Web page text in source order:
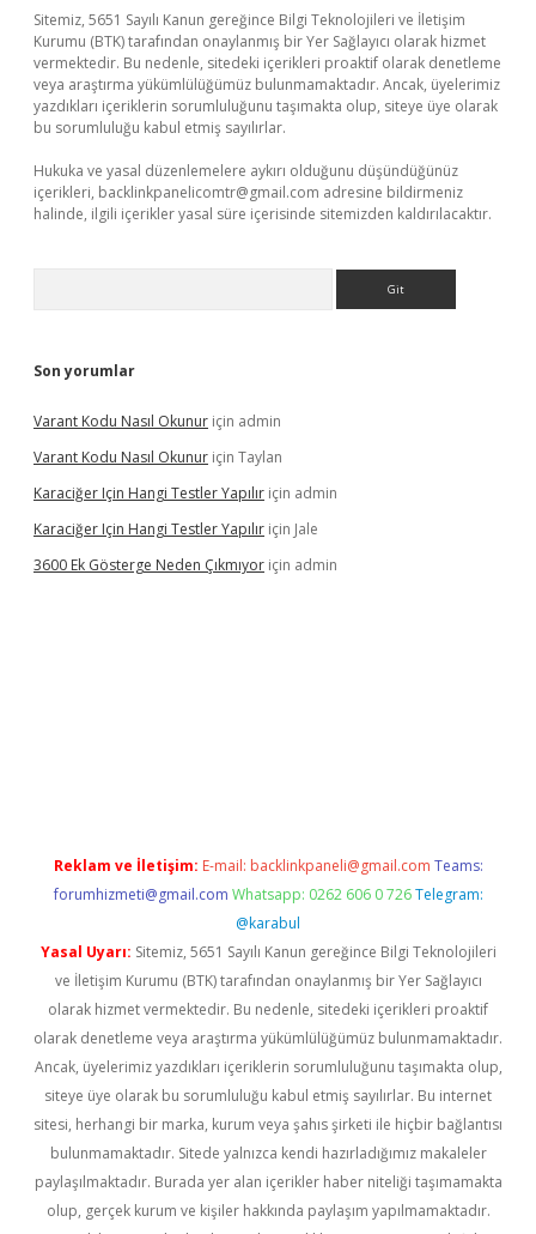
Sitemiz, 5651 Sayılı Kanun gereğince Bilgi Teknolojileri ve İletişim
Kurumu (BTK) tarafından onaylanmış bir Yer Sağlayıcı olarak hizmet
vermektedir. Bu nedenle, sitedeki içerikleri proaktif olarak denetleme
veya araştırma yükümlülüğümüz bulunmamaktadır. Ancak, üyelerimiz
yazdıkları içeriklerin sorumluluğunu taşımakta olup, siteye üye olarak
bu sorumluluğu kabul etmiş sayılırlar.
Hukuka ve yasal düzenlemelere aykırı olduğunu düşündüğünüz
içerikleri, backlinkpanelicomtr@gmail.com adresine bildirmeniz
halinde, ilgili içerikler yasal süre içerisinde sitemizden kaldırılacaktır.
Son yorumlar
Varant Kodu Nasıl Okunur için admin
Varant Kodu Nasıl Okunur için Taylan
Karaciğer Için Hangi Testler Yapılır için admin
Karaciğer Için Hangi Testler Yapılır için Jale
3600 Ek Gösterge Neden Çıkmıyor için admin
Reklam ve İletişim: E-mail: backlinkpaneli@gmail.com Teams:
forumhizmeti@gmail.com Whatsapp: 0262 606 0 726 Telegram:
@karabul
Yasal Uyarı: Sitemiz, 5651 Sayılı Kanun gereğince Bilgi Teknolojileri
ve İletişim Kurumu (BTK) tarafından onaylanmış bir Yer Sağlayıcı
olarak hizmet vermektedir. Bu nedenle, sitedeki içerikleri proaktif
olarak denetleme veya araştırma yükümlülüğümüz bulunmamaktadır.
Ancak, üyelerimiz yazdıkları içeriklerin sorumluluğunu taşımakta olup,
siteye üye olarak bu sorumluluğu kabul etmiş sayılırlar. Bu internet
sitesi, herhangi bir marka, kurum veya şahıs şirketi ile hiçbir bağlantısı
bulunmamaktadır. Sitede yalnızca kendi hazırladığımız makaleler
paylaşılmaktadır. Burada yer alan içerikler haber niteliği taşımamakta
olup, gerçek kurum ve kişiler hakkında paylaşım yapılmamaktadır.